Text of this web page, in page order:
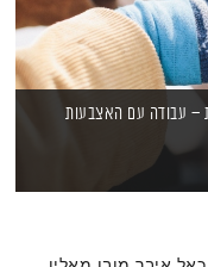
– עבודה עם האצבעות